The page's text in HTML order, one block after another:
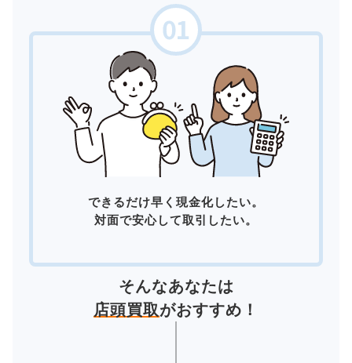
できるだけ早く現金化したい。
対面で安心して取引したい。
そんなあなたは
店頭買取がおすすめ！